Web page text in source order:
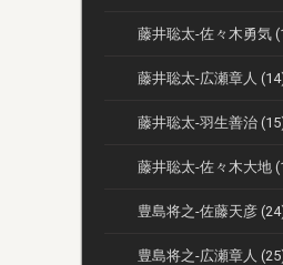
藤井聡太-佐々木勇気
藤井聡太-広瀬章人
藤井聡太-羽生善治
藤井聡太-佐々木大地
豊島将之-佐藤天彦
豊島将之-広瀬章人